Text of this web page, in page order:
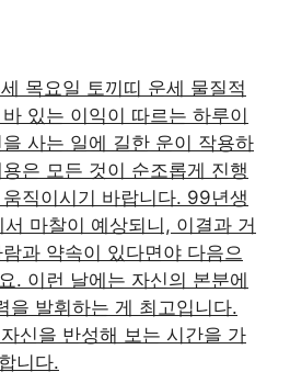
목요일 토끼띠 운세 물질적
있는 이익이 따르는 하루이
사는 일에 길한 운이 작용하
은 모든 것이 순조롭게 진행
직이시기 바랍니다. 99년생
마찰이 예상되니, 이결과 거
과 약속이 있다면야 다음으
. 이런 날에는 자신의 본분에
을 발휘하는 게 최고입니다.
신을 반성해 보는 시간을 가
니다.